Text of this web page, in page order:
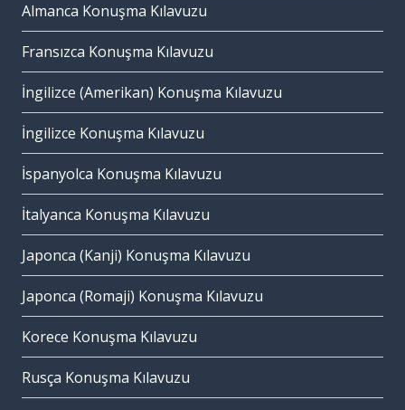
Almanca Konuşma Kılavuzu
Fransızca Konuşma Kılavuzu
İngilizce (Amerikan) Konuşma Kılavuzu
İngilizce Konuşma Kılavuzu
İspanyolca Konuşma Kılavuzu
İtalyanca Konuşma Kılavuzu
Japonca (Kanji) Konuşma Kılavuzu
Japonca (Romaji) Konuşma Kılavuzu
Korece Konuşma Kılavuzu
Rusça Konuşma Kılavuzu